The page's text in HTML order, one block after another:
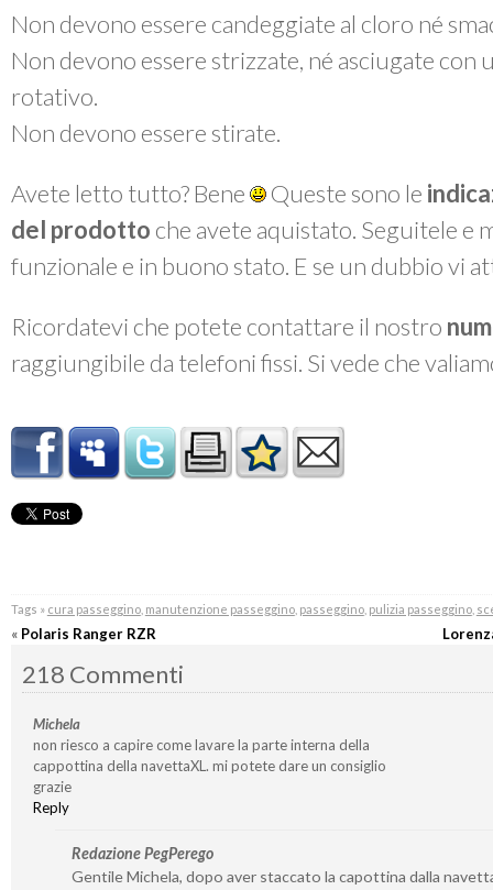
Non devono essere candeggiate al cloro né
Non devono essere strizzate, né asciugate con
rotativo.
Non devono essere stirate.
Avete letto tutto? Bene Queste sono le
del prodotto che avete aquistato. Seguitele
funzionale e in buono stato. E se un dubbio vi
Ricordatevi che potete contattare il nostro
raggiungibile da telefoni fissi. Si vede che
Tags » cura passeggino, manutenzione passeggino, passeggino, pulizia passeggino,
« Polaris Ranger RZR
218 Commenti
Michela
non riesco a capire come lavare la parte interna della
cappottina della navettaXL. mi potete dare un consiglio
grazie
Reply
Redazione PegPerego
Gentile Michela, dopo aver staccato la capottina dalla